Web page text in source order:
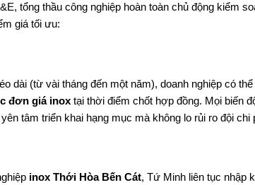
tổng thầu công nghiệp hoàn toàn chủ động kiểm
giá tối ưu:
dài (từ vài tháng đến một năm), doanh nghiệp có
đơn giá inox tại thời điểm chốt hợp đồng. Mọi biến
tâm triển khai hạng mục mà không lo rủi ro đội chi
inox Thới Hòa Bến Cát, Tứ Minh liên tục nhập